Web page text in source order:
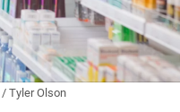
/ Tyler Olson